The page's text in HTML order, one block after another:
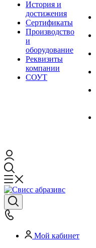
История и
достижения
Сертификаты
Производство
и
оборудование
Реквизиты
компании
СОУТ
Мой кабинет